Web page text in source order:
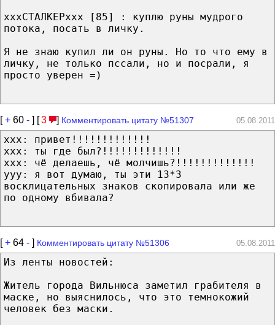
xxxСТАЛКЕРxxx [85] : куплю руны мудрого
потока, посать в личку.
Я не знаю купил ли он руны. Но то что ему в
личку, не только пссали, но и посрали, я
просто уверен =)
[+ 60 - ] [3 ] Комментировать цитату №51307 05.08.2011
xxx: привет!!!!!!!!!!!!!
xxx: ты где был?!!!!!!!!!!!!!
xxx: чё делаешь, чё молчишь?!!!!!!!!!!!!!
yyy: я вот думаю, ты эти 13*3
восклицательных знаков скопировала или же
по одному вбивала?
[+ 64 - ] Комментировать цитату №51306 05.08.2011
Из ленты новостей:
Житель города Вильнюса заметил грабителя в
маске, но выяснилось, что это темнокожий
человек без маски.